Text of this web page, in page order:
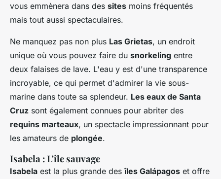
vous emmènera dans des sites moins fréquentés
mais tout aussi spectaculaires.
Ne manquez pas non plus Las Grietas, un endroit
unique où vous pouvez faire du snorkeling entre
deux falaises de lave. L'eau y est d'une transparence
incroyable, ce qui permet d'admirer la vie sous-
marine dans toute sa splendeur. Les eaux de Santa
Cruz sont également connues pour abriter des
requins marteaux, un spectacle impressionnant pour
les amateurs de plongée.
Isabela : L'île sauvage
Isabela est la plus grande desîles Galápagos et offre